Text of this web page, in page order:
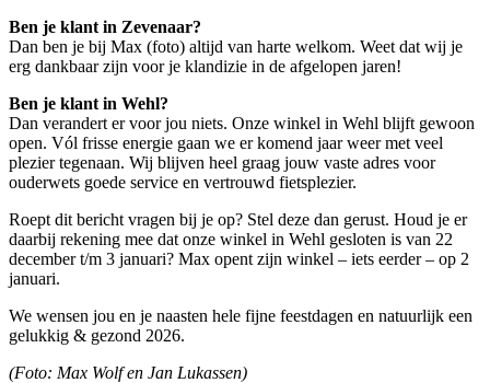
Ben je klant in Zevenaar?
Dan ben je bij Max (foto) altijd van harte welkom. Weet dat wij je
erg dankbaar zijn voor je klandizie in de afgelopen jaren!
Ben je klant in Wehl?
Dan verandert er voor jou niets. Onze winkel in Wehl blijft gewoon
open. Vól frisse energie gaan we er komend jaar weer met veel
plezier tegenaan. Wij blijven heel graag jouw vaste adres voor
ouderwets goede service en vertrouwd fietsplezier.
Roept dit bericht vragen bij je op? Stel deze dan gerust. Houd je er
daarbij rekening mee dat onze winkel in Wehl gesloten is van 22
december t/m 3 januari? Max opent zijn winkel – iets eerder – op 2
januari.
We wensen jou en je naasten hele fijne feestdagen en natuurlijk een
gelukkig & gezond 2026.
(Foto: Max Wolf en Jan Lukassen)